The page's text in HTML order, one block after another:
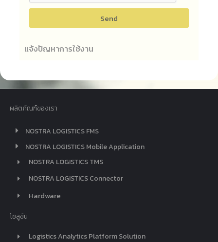
Send
แจ้งปัญหาการใช้งาน
ผลิตภัณฑ์ของเรา
NOSTRA LOGISTICS FMS
NOSTRA LOGISTICS Mobile Application
NOSTRA LOGISTICS TMS
NOSTRA LOGISTICS Connector
Hardware
โซลูชัน
Logistics Analytics Platform Solution